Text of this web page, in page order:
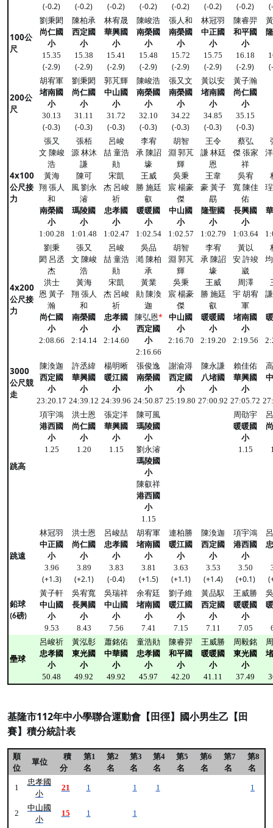
(-0.2) (-0.2) (-0.2) (-0.2) (-0.2) (-0.2) (-0.2)
100公
尺
劉秉閎
尚仁國
小
15.35
(-2.9)
陳柏承
西定國
小
15.38
(-2.9)
林宥晟
華興國
小
15.41
(-2.9)
陳峻浩
南榮國
小
15.48
(-2.9)
張人和
南榮國
小
15.72
(-2.9)
林冠羽
中正國
小
15.75
(-2.9)
陳睿羿
和平國
小
16.18
(-2.9)
200公
尺
胡宥軍
堵南國
小
30.13
(-0.3)
劉秉閎
尚仁國
小
31.11
(-0.3)
郭芃輝
中山國
小
31.72
(-0.3)
陳峻浩
南榮國
小
32.10
(-0.3)
張又文
南榮國
小
34.22
(-0.3)
黃以安
堵南國
小
34.85
(-0.3)
黃子瀚
尚仁國
小
35.15
(-0.3)
4x100
公尺接
力
張又
文 陳峻
浩
黃海
翔 張人
和
南榮國
小
1:00.28
張栢
源 林沐
謙
陳可
風 劉永
濬
瑪陵國
小
1:01.48
呂峻
喆 童浩
勛
宋凱
杰 呂峻
祈
忠孝國
小
1:02.47
李宥
承 陳詔
壕
王威
勝 施廷
叡
暖暖國
小
1:02.54
胡智
淵 郭芃
輝
吳秉
宸 楊豪
傑
中山國
小
1:02.57
王令
謙 林廷
恩
王韋
豪 黃子
勗
隆聖國
小
1:02.79
蔡弘
傑 張家
祥
吳宥
寬 陳佳
佑
長興國
小
1:03.64
4x200
公尺接
力
劉秉
閎 呂丞
杰
洪士
恩 黃子
瀚
尚仁國
小
2:08.66
張又
文 陳峻
浩
黃海
翔 張人
和
南榮國
小
2:14.14
呂峻
喆 童浩
勛
宋凱
杰 呂峻
祈
忠孝國
小
2:14.60
吳品
澔 陳柏
承
黃業
勛 陳渙
迦
陳弘恩*
西定國
小
2:16.66
胡智
淵 郭芃
輝
吳秉
宸 楊豪
傑
中山國
小
2:16.70
李宥
承 陳詔
壕
王威
勝 施廷
叡
暖暖國
小
2:19.20
黃以
安 許竣
崴
周澤
宇 胡宥
軍
堵南國
小
2:19.56
3000
公尺競
走
陳渙迦
西定國
小
23:20.17
許丞緯
華興國
小
24:39.12
楊明晰
暖江國
小
24:39.96
張俊逸
南榮國
小
24:50.87
謝渝淂
西定國
小
25:19.80
陳永謙
八堵國
小
27:00.92
賴佳佑
華興國
小
27:05.72
跳高
項宇鴻
港西國
小
1.25
洪士恩
尚仁國
小
1.20
張定洋
華興國
小
1.15
陳可風
瑪陵國
小
劉永濬
瑪陵國
小
陳叡祥
港西國
小
1.15
周劭宇
暖暖國
小
1.15
跳遠
林冠羽
中正國
小
3.96
(+1.3)
洪士恩
尚仁國
小
3.89
(+2.1)
呂峻喆
忠孝國
小
3.83
(-0.4)
胡宥軍
堵南國
小
3.81
(+1.5)
連柏勝
暖江國
小
3.63
(+1.1)
陳渙迦
西定國
小
3.53
(+1.4)
項宇鴻
港西國
小
3.50
(+0.1)
鉛球
(6磅)
黃子軒
中山國
小
9.53
吳宥寬
長興國
小
8.43
吳瑞祥
中山國
小
7.56
余宥廷
堵南國
小
7.41
劉子維
暖江國
小
7.15
黃品馭
西定國
小
7.11
王威勝
暖暖國
小
7.05
壘球
呂峻祈
忠孝國
小
50.48
黃泓彰
東光國
小
49.92
蕭銘佑
中華國
小
49.92
童浩勛
忠孝國
小
45.97
陳睿羿
和平國
小
42.20
王威勝
暖暖國
小
41.11
周毅銘
東光國
小
37.49
基隆市112年中小學聯合運動會【田徑】國小男生乙【田
賽】積分統計表
順
位
單位
積
分
第1
名
第2
名
第3
名
第4
名
第5
名
第6
名
第7
名
第8
名
1
忠孝國
小
21 1 1 1 1
2
中山國
小
15 1 1